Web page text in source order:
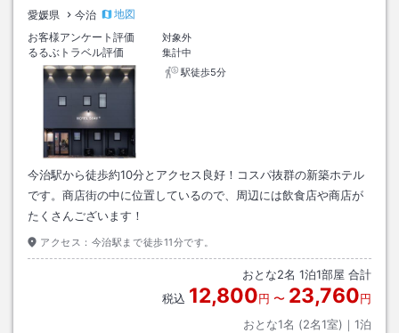
愛媛県 今治
地図
お客様アンケート評価
対象外
るるぶトラベル評価
集計中
駅徒歩5分
今治駅から徒歩約10分とアクセス良好！コスパ抜群の新築ホテル
です。商店街の中に位置しているので、周辺には飲食店や商店が
たくさんございます！
アクセス： 今治駅まで徒歩11分です。
おとな2名 1泊1部屋 合計
税込 12,800円 〜 23,760円
おとな1名 (2名1室)｜ 1泊